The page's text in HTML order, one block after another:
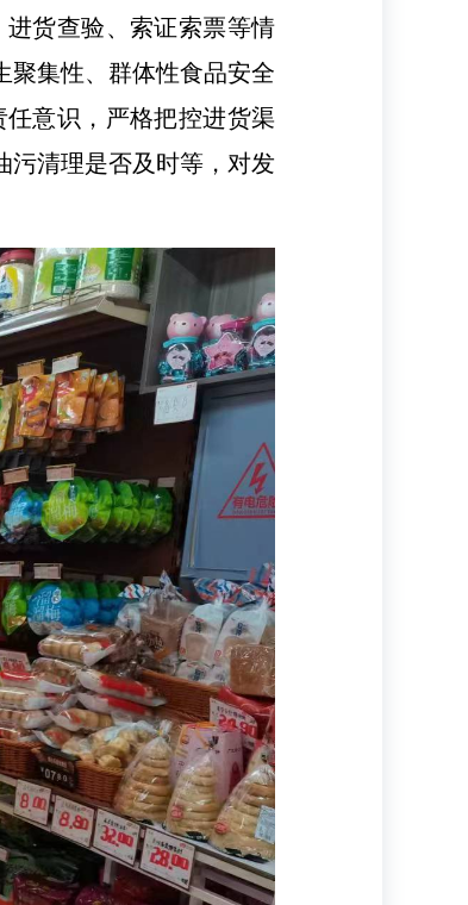
货查验、索证索票等情
聚集性、群体性食品安全
意识，严格把控进货渠
污清理是否及时等，对发